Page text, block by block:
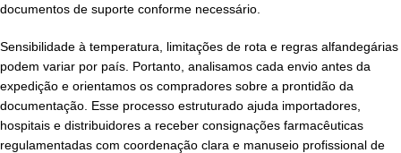
documentos de suporte conforme necessário.
Sensibilidade à temperatura, limitações de rota e regras alfandegárias
podem variar por país. Portanto, analisamos cada envio antes da
expedição e orientamos os compradores sobre a prontidão da
documentação. Esse processo estruturado ajuda importadores,
hospitais e distribuidores a receber consignações farmacêuticas
regulamentadas com coordenação clara e manuseio profissional de